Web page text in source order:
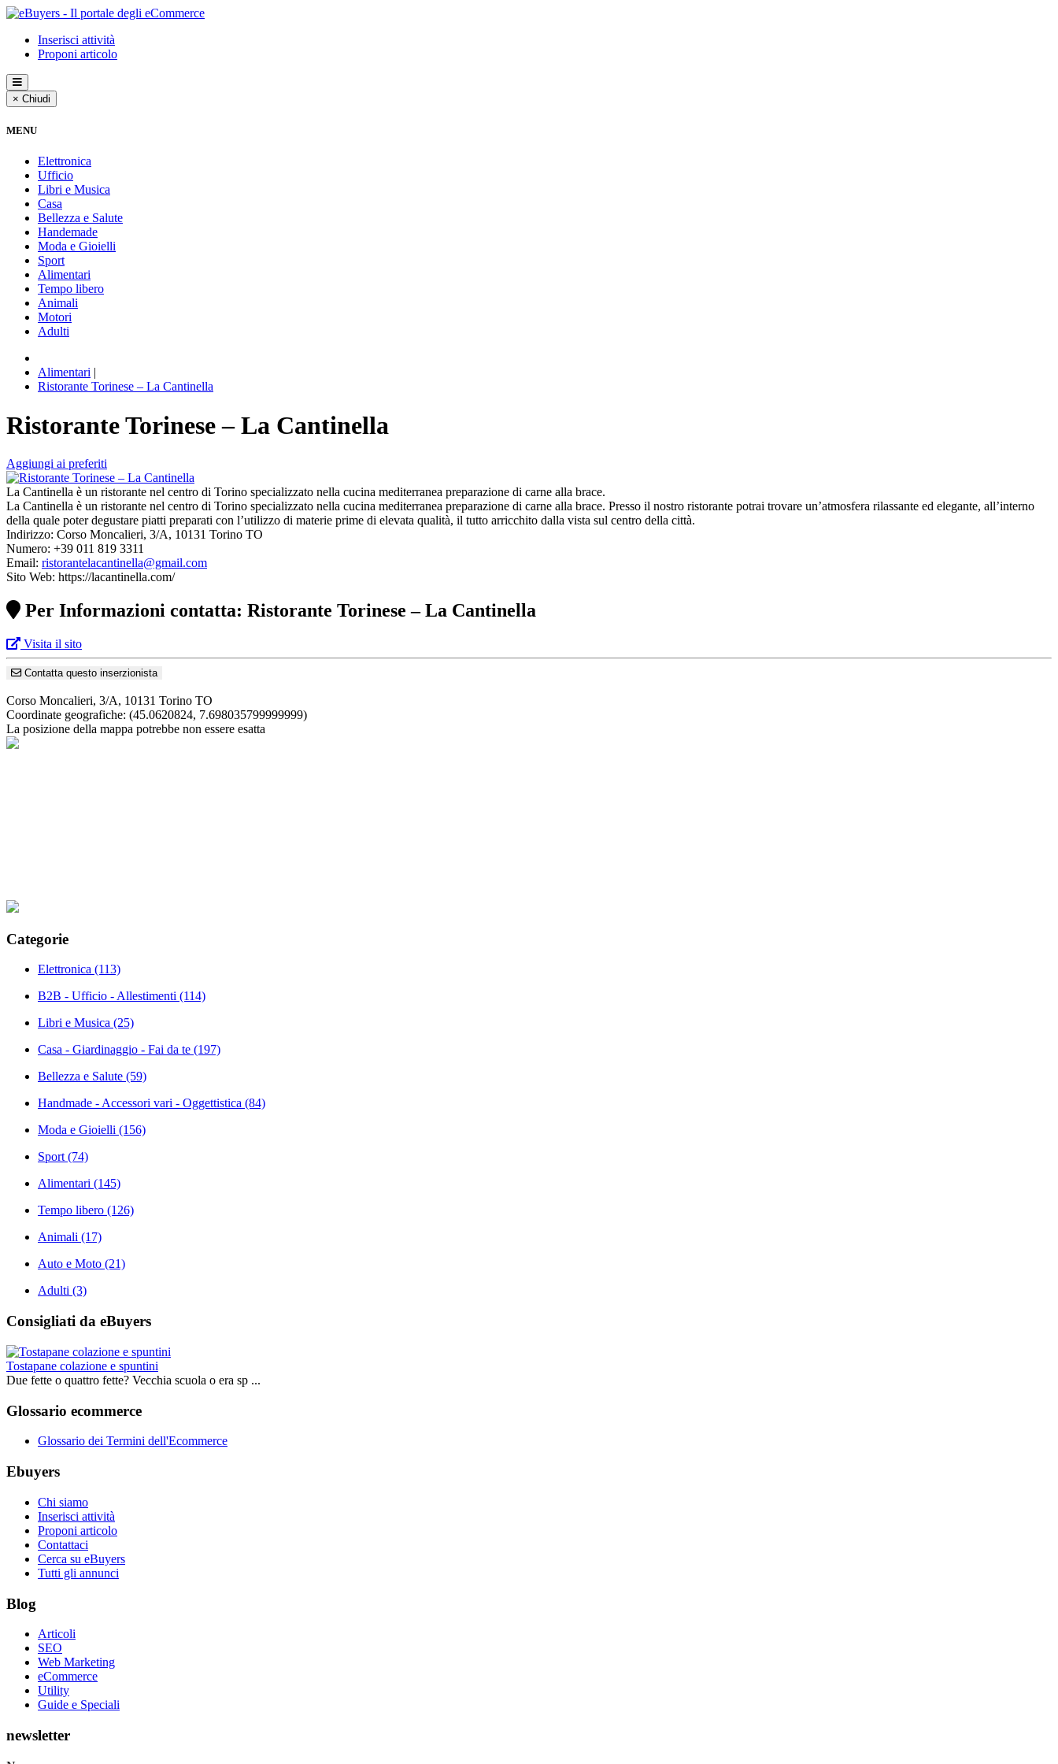
Inserisci attività
Proponi articolo
× Chiudi
MENU
Elettronica
Ufficio
Libri e Musica
Casa
Bellezza e Salute
Handemade
Moda e Gioielli
Sport
Alimentari
Tempo libero
Animali
Motori
Adulti
Alimentari |
Ristorante Torinese – La Cantinella
Ristorante Torinese – La Cantinella
Aggiungi ai preferiti
La Cantinella è un ristorante nel centro di Torino specializzato nella cucina mediterranea preparazione di carne alla brace.
La Cantinella è un ristorante nel centro di Torino specializzato nella cucina mediterranea preparazione di carne alla brace. Presso il nostro ristorante potrai trovare un’atmosfera rilassante ed elegante, all’interno
della quale poter degustare piatti preparati con l’utilizzo di materie prime di elevata qualità, il tutto arricchito dalla vista sul centro della città.
Indirizzo: Corso Moncalieri, 3/A, 10131 Torino TO
Numero: +39 011 819 3311
Email: ristorantelacantinella@gmail.com
Sito Web: https://lacantinella.com/
Per Informazioni contatta: Ristorante Torinese – La Cantinella
Visita il sito
Contatta questo inserzionista
Corso Moncalieri, 3/A, 10131 Torino TO
Coordinate geografiche: (45.0620824, 7.698035799999999)
La posizione della mappa potrebbe non essere esatta
Categorie
Elettronica (113)
B2B - Ufficio - Allestimenti (114)
Libri e Musica (25)
Casa - Giardinaggio - Fai da te (197)
Bellezza e Salute (59)
Handmade - Accessori vari - Oggettistica (84)
Moda e Gioielli (156)
Sport(74)
Alimentari (145)
Tempo libero (126)
Animali (17)
Auto e Moto (21)
Adulti (3)
Consigliati da eBuyers
Tostapane colazione e spuntini
Due fette o quattro fette? Vecchia scuola o era sp ...
Glossario ecommerce
Glossario dei Termini dell'Ecommerce
Ebuyers
Chi siamo
Inserisci attività
Proponi articolo
Contattaci
Cerca su eBuyers
Tutti gli annunci
Blog
Articoli
SEO
Web Marketing
eCommerce
Utility
Guide e Speciali
newsletter